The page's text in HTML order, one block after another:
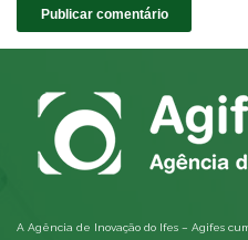
Publicar comentário
A Agência de Inovação do Ifes – Agifes